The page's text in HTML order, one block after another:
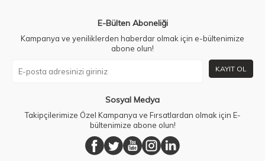
E-Bülten Aboneliği
Kampanya ve yeniliklerden haberdar olmak için e-bültenimize
abone olun!
KAYIT OL
Sosyal Medya
Takipçilerimize Özel Kampanya ve Fırsatlardan olmak için E-
bültenimize abone olun!